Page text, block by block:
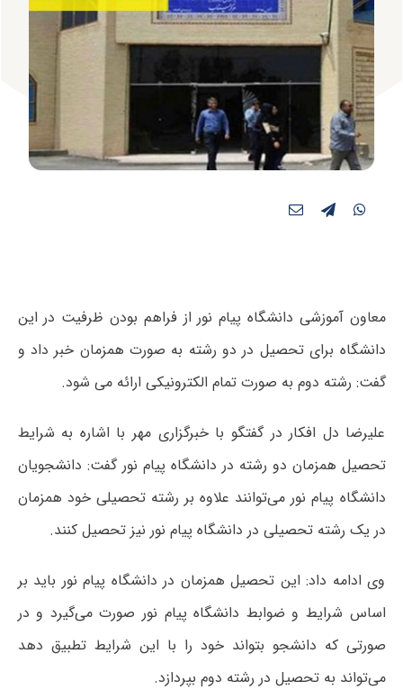
معاون آموزشی دانشگاه پیام نور از فراهم بودن ظرفیت در این
دانشگاه برای تحصیل در دو رشته به صورت همزمان خبر داد و
گفت: رشته دوم به صورت تمام الکترونیکی ارائه می شود.
علیرضا دل افکار در گفتگو با خبرگزاری مهر با اشاره به شرایط
تحصیل همزمان دو رشته در دانشگاه پیام نور گفت: دانشجویان
دانشگاه پیام نور می‌توانند علاوه بر رشته تحصیلی خود همزمان
در یک رشته تحصیلی در دانشگاه پیام نور نیز تحصیل کنند.
وی ادامه داد: این تحصیل همزمان در دانشگاه پیام نور باید بر
اساس شرایط و ضوابط دانشگاه پیام نور صورت می‌گیرد و در
صورتی که دانشجو بتواند خود را با این شرایط تطبیق دهد
می‌تواند به تحصیل در رشته دوم بپردازد.